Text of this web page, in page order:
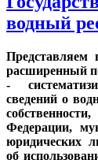
водный
расширенный
-
сведений о
Федерации,
юридических
об